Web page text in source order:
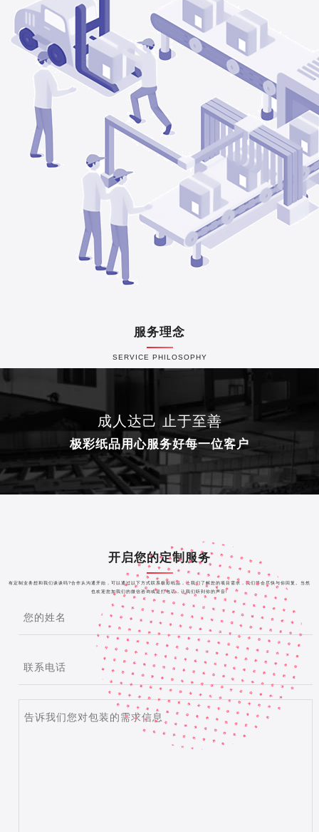
服务理念
SERVICE PHILOSOPHY
成人达己 止于至善
极彩纸品用心服务好每一位客户
开启您的定制服务
有定制业务想和我们谈谈吗?合作从沟通开始，可以通过以下方式联系极彩纸品，让我们了解您的项目需求，我们将会尽快与你回复。当然
也欢迎您加我们的微信咨询或是打电话，让我们听到你的声音!